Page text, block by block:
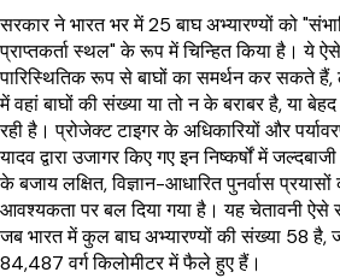
सरकार ने भारत भर में 25 बाघ अभ्यारण्यों को
प्राप्तकर्ता स्थल" के रूप में चिन्हित किया है। ये
पारिस्थितिक रूप से बाघों का समर्थन कर सकते हैं,
में वहां बाघों की संख्या या तो न के बराबर है, या
रही है। प्रोजेक्ट टाइगर के अधिकारियों और
यादव द्वारा उजागर किए गए इन निष्कर्षों में
के बजाय लक्षित, विज्ञान-आधारित पुनर्वास प्रयासों
आवश्यकता पर बल दिया गया है। यह चेतावनी
जब भारत में कुल बाघ अभ्यारण्यों की संख्या 58 है,
84,487 वर्ग किलोमीटर में फैले हुए हैं।